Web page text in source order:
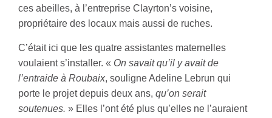
ces abeilles, à l’entreprise Clayrton’s voisine,
propriétaire des locaux mais aussi de ruches.
C’était ici que les quatre assistantes maternelles
voulaient s’installer. « On savait qu’il y avait de
l’entraide à Roubaix, souligne Adeline Lebrun qui
porte le projet depuis deux ans, qu’on serait
soutenues. » Elles l’ont été plus qu’elles ne l’auraient